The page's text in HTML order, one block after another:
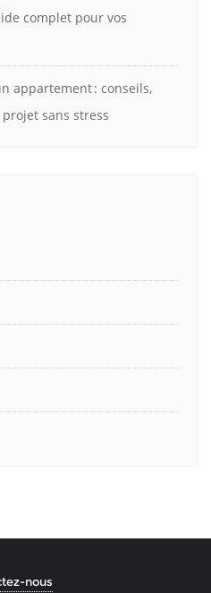
complet pour vos
appartement : conseils,
sans stress
nous